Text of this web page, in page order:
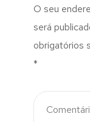
O seu
será
obrigatórios
*